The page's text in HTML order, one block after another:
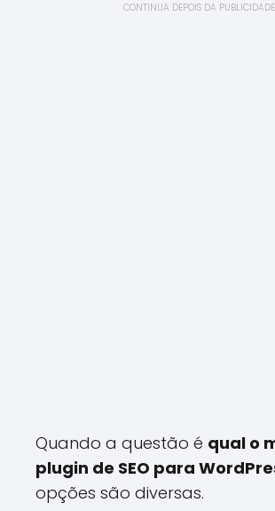
CONTINUA DEPOIS DA PUBLICIDADE
Quando a questão é qual o
plugin de SEO para
opções são diversas.